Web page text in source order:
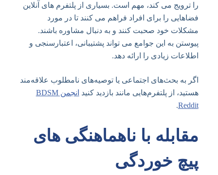
را ترویج می کند، مهم است. بسیاری از پلتفرم های آنلاین
فضاهایی را برای افراد فراهم می کنند تا در مورد
مشکلات خود صحبت کنند و به دنبال مشاوره باشند.
پیوستن به این جوامع می تواند پشتیبانی، اعتبارسنجی و
اطلاعات زیادی را ارائه دهد.
اگر به بحث‌های اجتماعی یا توصیه‌های نامطلوب علاقه‌مند
هستید، از پلتفرم‌هایی مانند بازدید کنید
انجمن BDSM
Reddit
.
مقابله با ناهماهنگی های
پیچ خوردگی